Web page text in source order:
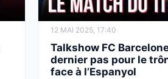
12 MAI 2025, 17:40
Talkshow FC
dernier pas pour le
face à l’Espanyol